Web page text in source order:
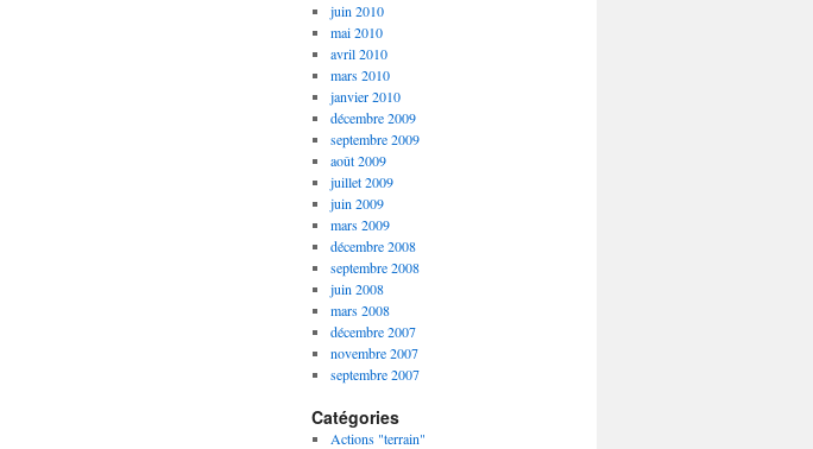
juin 2010
mai 2010
avril 2010
mars 2010
janvier 2010
décembre 2009
septembre 2009
août 2009
juillet 2009
juin 2009
mars 2009
décembre 2008
septembre 2008
juin 2008
mars 2008
décembre 2007
novembre 2007
septembre 2007
Catégories
Actions "terrain"